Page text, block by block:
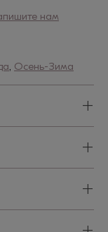
нам
, Осень-Зима
+
+
+